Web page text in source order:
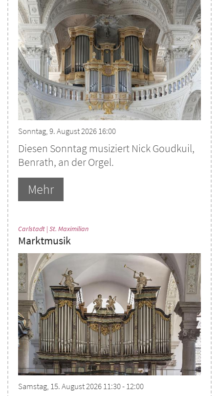
Sonntag, 9. August 2026 16:00
Diesen Sonntag musiziert Nick Goudkuil,
Benrath, an der Orgel.
Mehr
Carlstadt | St. Maximilian:
Marktmusik
Samstag, 15. August 2026 11:30 - 12:00